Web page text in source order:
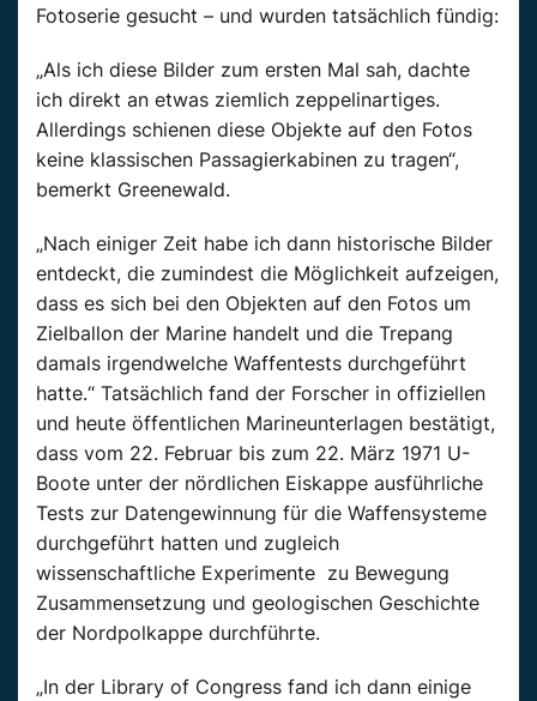
Fotoserie gesucht – und wurden tatsächlich fündig:
„Als ich diese Bilder zum ersten Mal sah, dachte
ich direkt an etwas ziemlich zeppelinartiges.
Allerdings schienen diese Objekte auf den Fotos
keine klassischen Passagierkabinen zu tragen“,
bemerkt Greenewald.
„Nach einiger Zeit habe ich dann historische Bilder
entdeckt, die zumindest die Möglichkeit aufzeigen,
dass es sich bei den Objekten auf den Fotos um
Zielballon der Marine handelt und die Trepang
damals irgendwelche Waffentests durchgeführt
hatte.“ Tatsächlich fand der Forscher in offiziellen
und heute öffentlichen Marineunterlagen bestätigt,
dass vom 22. Februar bis zum 22. März 1971 U-
Boote unter der nördlichen Eiskappe ausführliche
Tests zur Datengewinnung für die Waffensysteme
durchgeführt hatten und zugleich
wissenschaftliche Experimente zu Bewegung
Zusammensetzung und geologischen Geschichte
der Nordpolkappe durchführte.
„In der Library of Congress fand ich dann einige